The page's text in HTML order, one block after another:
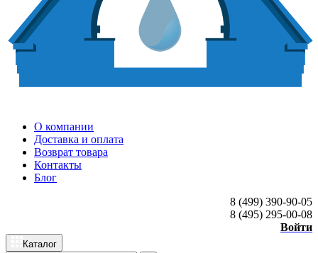
О компании
Доставка и оплата
Возврат товара
Контакты
Блог
8 (499) 390-90-05
8 (495) 295-00-08
Войти
Каталог